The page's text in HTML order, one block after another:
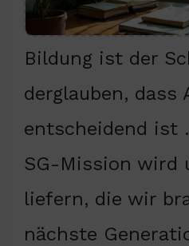
Bildung ist der
derglauben, dass
entscheidend ist
SG-Mission wird
liefern, die wir
nächste